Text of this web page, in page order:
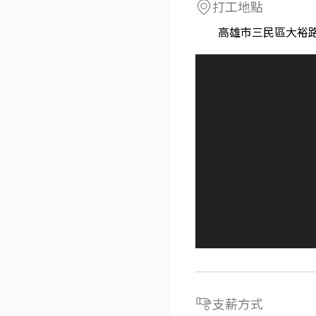
打工地點
高雄市三民區大裕
支薪方式